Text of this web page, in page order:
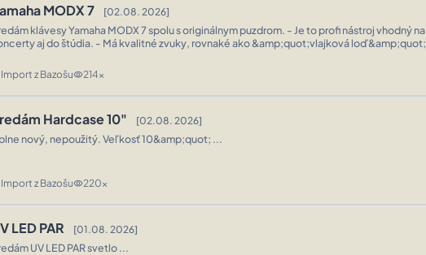
MODX 7 [02.08. 2026]
klávesy Yamaha MODX 7 spolu s originálnym puzdrom. - Je to profi nástroj vhodný na
aj do štúdia. - Má kvalitné zvuky, rovnaké ako &amp;quot;vlajková loď&amp;quot;
Import z Bazošuvisibility214x
Hardcase 10" [02.08. 2026]
nový, nepoužitý. Veľkosť 10&amp;quot; ...
Import z Bazošuvisibility220x
LED PAR [01.08. 2026]
UV LED PAR svetlo ...